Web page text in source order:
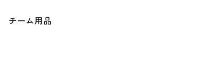
チーム用品